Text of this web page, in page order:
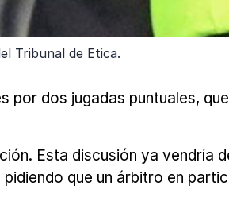
Tribunal de Etica.
dos jugadas puntuales,
Esta discusión ya vendría
que un árbitro en